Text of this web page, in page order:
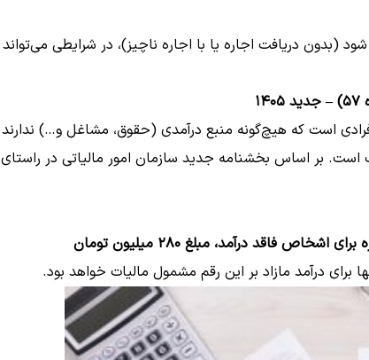
(بدون دریافت اجاره یا با اجاره ناچیز)، در شرایطی می‌تواند
است که هیچ‌گونه منبع درآمدی (حقوق، مشاغل و…) ندارند
است. بر اساس بخشنامه جدید سازمان امور مالیاتی در راستای
سقف معافیت سالانه درآمد مشمول مالیات اجاره برای اشخاص فاقد درآمد، مبلغ ۲۸۰ میلیون تومان
برای درآمد مازاد بر این رقم مشمول مالیات خواهد بود.